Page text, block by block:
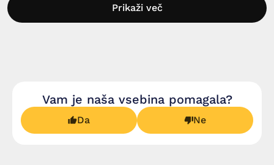
Prikaži več
Vam je naša vsebina pomagala?
Da Ne